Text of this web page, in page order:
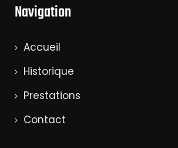
Navigation
Accueil
Historique
Prestations
Contact